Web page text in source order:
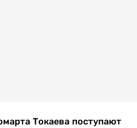
Токаева поступают